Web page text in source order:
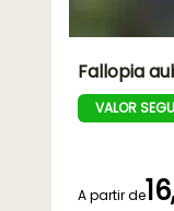
Altura à
maturidade
Fallopia
VALOR
A partir de